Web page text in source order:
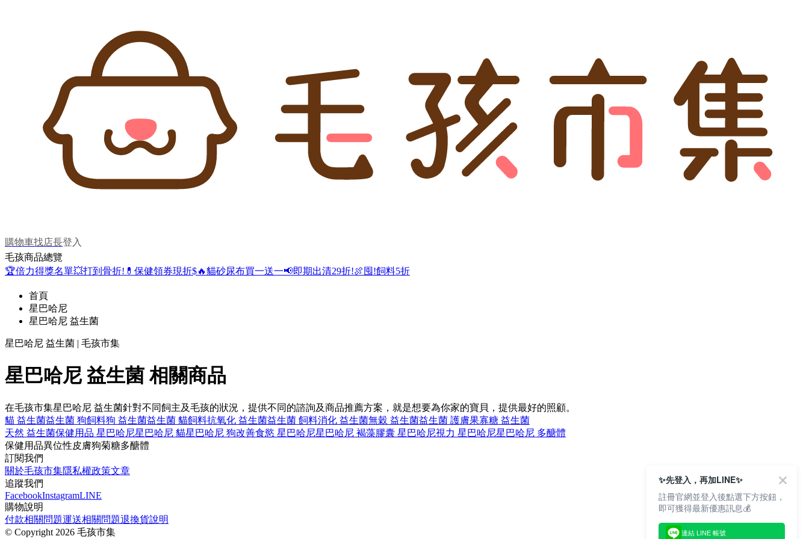
購物車找店長登入
毛孩商品總覽
🏆倍力得獎名單💥打到骨折! 💊保健領券現折$🔥貓砂尿布買一送一📢即期出清29折!🍖囤!飼料5折
首頁
星巴哈尼
星巴哈尼 益生菌
星巴哈尼 益生菌 | 毛孩市集
星巴哈尼 益生菌 相關商品
在毛孩市集星巴哈尼 益生菌針對不同飼主及毛孩的狀況，提供不同的諮詢及商品推薦方案，就是想要為你家的寶貝，提供最好的照顧。
貓 益生菌益生菌 狗飼料狗 益生菌益生菌 貓飼料抗氧化 益生菌益生菌 飼料消化 益生菌無穀 益生菌益生菌 護膚果寡糖 益生菌
天然 益生菌保健用品 星巴哈尼星巴哈尼 貓星巴哈尼 狗改善食慾 星巴哈尼星巴哈尼 褐藻膠囊 星巴哈尼視力 星巴哈尼星巴哈尼 多醣體
保健用品異位性皮膚狗菊糖多醣體
訂閱我們
關於毛孩市集隱私權政策文章
追蹤我們
FacebookInstagramLINE
購物說明
付款相關問題運送相關問題退換貨說明
© Copyright 2026 毛孩市集
✨先登入，再加LINE✨
註冊官網並登入後點選下方按鈕，
即可獲得最新優惠訊息💰
連結 LINE 帳號